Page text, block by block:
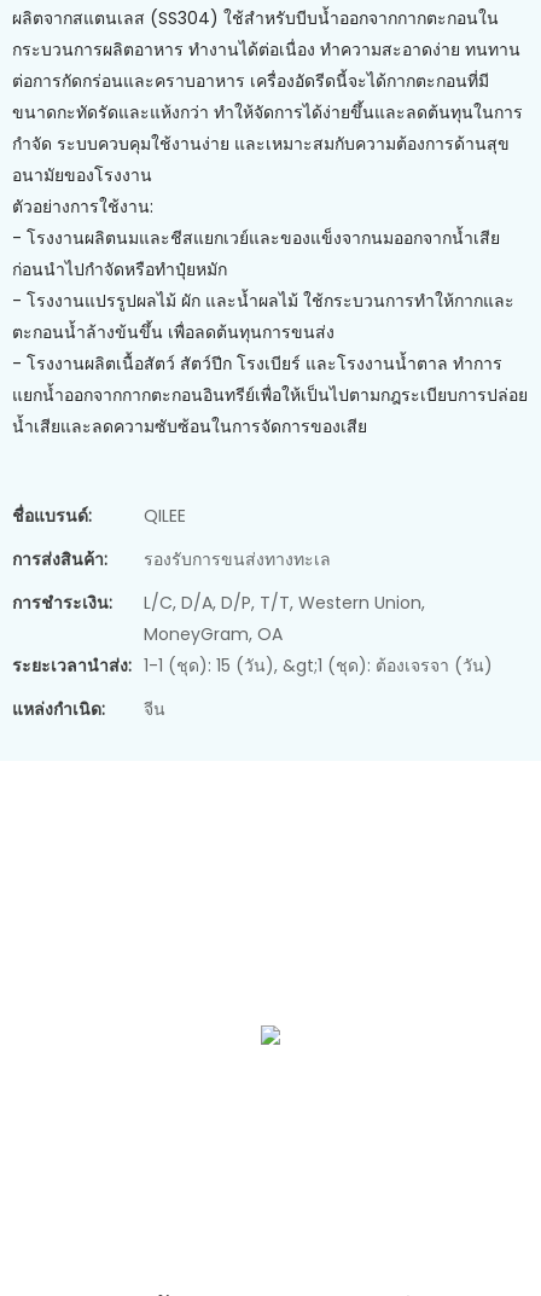
ผลิตจากสแตนเลส (SS304) ใช้สำหรับบีบน้ำออกจากกากตะกอนใน
กระบวนการผลิตอาหาร ทำงานได้ต่อเนื่อง ทำความสะอาดง่าย ทนทาน
ต่อการกัดกร่อนและคราบอาหาร เครื่องอัดรีดนี้จะได้กากตะกอนที่มี
ขนาดกะทัดรัดและแห้งกว่า ทำให้จัดการได้ง่ายขึ้นและลดต้นทุนในการ
กำจัด ระบบควบคุมใช้งานง่าย และเหมาะสมกับความต้องการด้านสุข
อนามัยของโรงงาน
ตัวอย่างการใช้งาน:
- โรงงานผลิตนมและชีสแยกเวย์และของแข็งจากนมออกจากน้ำเสีย
ก่อนนำไปกำจัดหรือทำปุ๋ยหมัก
- โรงงานแปรรูปผลไม้ ผัก และน้ำผลไม้ ใช้กระบวนการทำให้กากและ
ตะกอนน้ำล้างข้นขึ้น เพื่อลดต้นทุนการขนส่ง
- โรงงานผลิตเนื้อสัตว์ สัตว์ปีก โรงเบียร์ และโรงงานน้ำตาล ทำการ
แยกน้ำออกจากกากตะกอนอินทรีย์เพื่อให้เป็นไปตามกฎระเบียบการปล่อย
น้ำเสียและลดความซับซ้อนในการจัดการของเสีย
ชื่อแบรนด์:
QILEE
การส่งสินค้า:
รองรับการขนส่งทางทะเล
การชำระเงิน:
L/C, D/A, D/P, T/T, Western Union,
MoneyGram, OA
ระยะเวลานำส่ง: 1-1 (ชุด): 15 (วัน), &gt;1 (ชุด): ต้องเจรจา (วัน)
แหล่งกำเนิด:
จีน